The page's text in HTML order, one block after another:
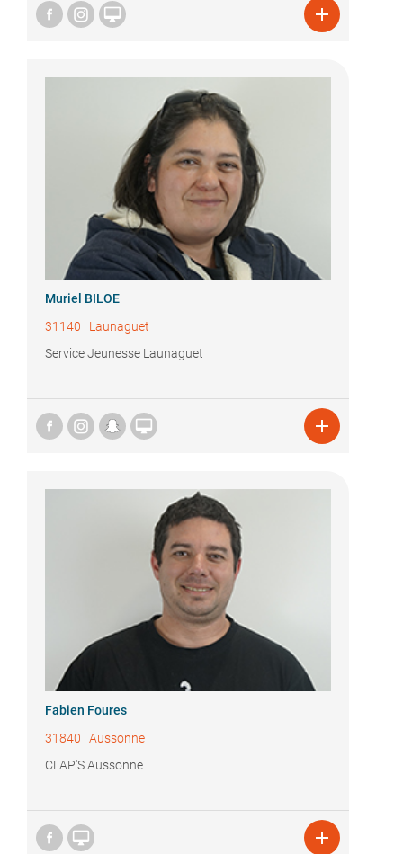
 
Muriel BILOE
31140 | Launaguet
Service Jeunesse Launaguet
 
Fabien Foures
31840 | Aussonne
CLAP'S Aussonne
 